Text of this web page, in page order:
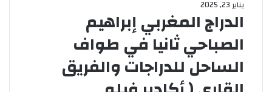
يناير 23, 2025
الدراج المغربي إبراهيم
الصباحي ثانيا في طواف
الساحل للدراجات والفريق